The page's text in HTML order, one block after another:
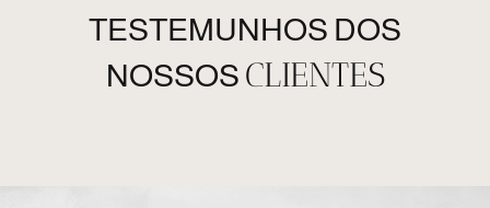
TESTEMUNHOS DOS
NOSSOS CLIENTES